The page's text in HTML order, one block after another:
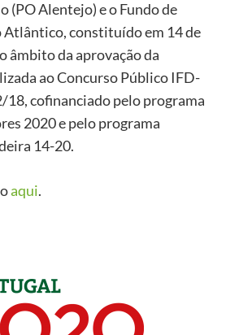
(PO Alentejo) e o Fundo de
Atlântico, constituído em 14 de
âmbito da aprovação da
ao Concurso Público IFD-
18, cofinanciado pelo programa
2020 e pelo programa
14-20.
aqui.